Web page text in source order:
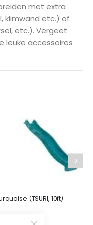
met extra
klimwand etc.) of
etc.). Vergeet
leuke accessoires
(TSURI, 10ft)